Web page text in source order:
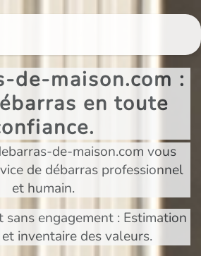
de-maison.com :
en toute
de-maison.com vous
de débarras professionnel
et humain.
engagement : Estimation
inventaire des valeurs.